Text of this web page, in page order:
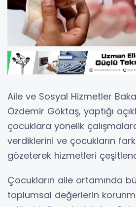
Aile ve Sosyal Hizmetler
Özdemir Göktaş, yaptığı
çocuklara yönelik
verdiklerini ve çocukların
gözeterek hizmetleri
Çocukların aile ortamında
toplumsal değerlerin